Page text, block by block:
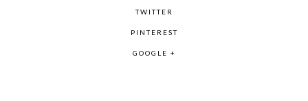
TWITTER
PINTEREST
GOOGLE +